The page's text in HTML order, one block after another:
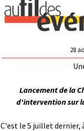
28
Lancement de la
d'intervention sur
C'est le 5 juillet dernier,